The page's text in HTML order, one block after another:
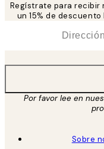
Regístrate para recibir
un 15% de
Por favor lee en
Sobre